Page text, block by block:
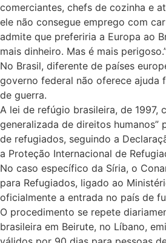
comerciantes, chefs de cozinha e
ele não consegue emprego com
admite que preferiria a Europa ao
mais dinheiro. Mas é mais
No Brasil, diferente de países
governo federal não oferece ajuda
de guerra.
A lei de refúgio brasileira, de 1997,
generalizada de direitos humanos”
de refugiados, seguindo a
a Proteção Internacional de
No caso específico da Síria, o
para Refugiados, ligado ao
oficialmente a entrada no país de
O procedimento se repete
brasileira em Beirute, no Líbano,